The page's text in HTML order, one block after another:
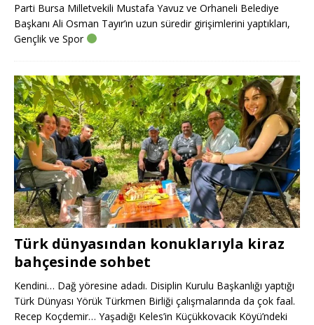
Parti Bursa Milletvekili Mustafa Yavuz ve Orhaneli Belediye
Başkanı Ali Osman Tayır’ın uzun süredir girişimlerini yaptıkları,
Gençlik ve Spor
Türk dünyasından konuklarıyla kiraz
bahçesinde sohbet
Kendini… Dağ yöresine adadı. Disiplin Kurulu Başkanlığı yaptığı
Türk Dünyası Yörük Türkmen Birliği çalışmalarında da çok faal.
Recep Koçdemir… Yaşadığı Keles’in Küçükkovacık Köyü’ndeki